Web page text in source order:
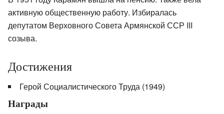
активную общественную работу. Избиралась
депутатом Верховного Совета Армянской ССР III
созыва.
Достижения
Герой Социалистического Труда (1949)
Награды